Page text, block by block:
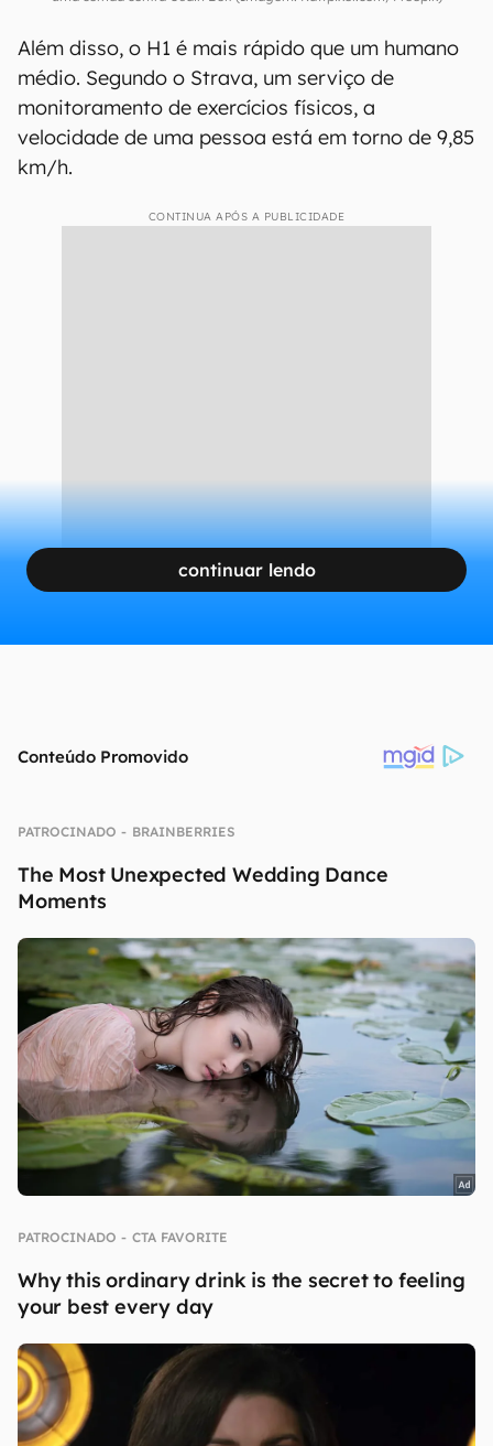
Além disso, o H1 é mais rápido que um humano
médio. Segundo o Strava, um serviço de
monitoramento de exercícios físicos, a
velocidade de uma pessoa está em torno de 9,85
km/h.
CONTINUA APÓS A PUBLICIDADE
continuar lendo